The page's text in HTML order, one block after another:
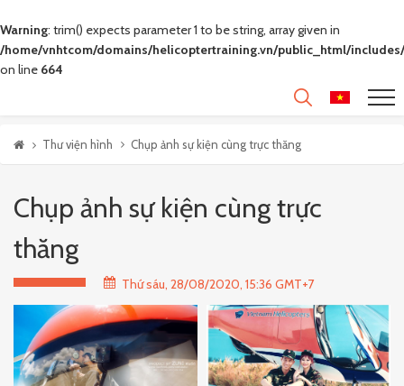
Warning: trim() expects parameter 1 to be string, array given in
/home/vnhtcom/domains/helicoptertraining.vn/public_html/
on line 664
Thư viện hình Chụp ảnh sự kiện cùng trực thăng
Chụp ảnh sự kiện cùng trực
thăng
Thứ sáu, 28/08/2020, 15:36 GMT+7